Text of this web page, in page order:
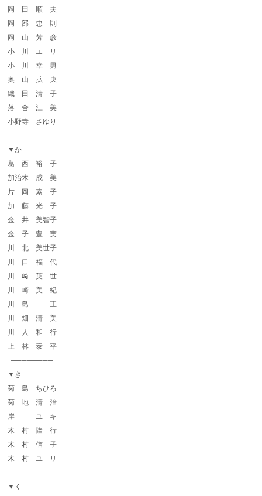
岡 田 順 夫
岡 部 忠 則
岡 山 芳 彦
小 川 エ リ
小 川 幸 男
奥 山 拡 央
織 田 清 子
落 合 江 美
小野寺 さゆり
────────
▼か
葛 西 裕 子
加治木 成 美
片 岡 素 子
加 藤 光 子
金 井 美智子
金 子 豊 実
川 北 美世子
川 口 福 代
川 﨑 英 世
川 崎 美 紀
川 島 正
川 畑 清 美
川 人 和 行
上 林 泰 平
────────
▼き
菊 島 ちひろ
菊 地 清 治
岸 ユ キ
木 村 隆 行
木 村 信 子
木 村 ユ リ
────────
▼く